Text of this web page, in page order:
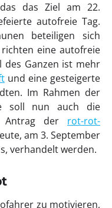
das Ziel am 22.
autofreie Tag.
beteiligen sich
eine autofreie
des Ganzen ist mehr
und eine gesteigerte
Im Rahmen der
soll nun auch die
Antrag der rot-rot-
am 3. September
verhandelt werden.
zu motivieren,